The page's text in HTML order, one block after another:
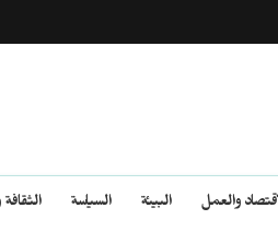
والعمل البيئة السياسة